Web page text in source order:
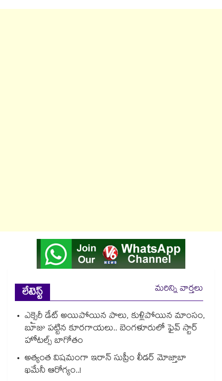
లేటెస్ట్
మరిన్ని వార్తలు
ఎక్సైరీ డేట్ అయిపోయిన పాలు, కుళ్లిపోయిన మాంసం,
బూజు పట్టిన కూరగాయలు.. బెంగళూరులో ఫైవ్ స్టార్
హోటల్స్ బాగోతం
అత్యంత విషమంగా ఇరాన్ సుప్రీం లీడర్ మోజ్తాబా
ఖమేనీ ఆరోగ్యం..!